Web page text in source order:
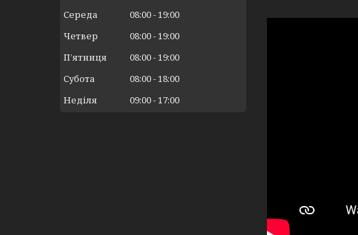
Середа
08:00 19:00
Четвер
08:00 19:00
Пʼятниця
08:00 19:00
Субота
08:00 18:00
Неділя
09:00 17:00